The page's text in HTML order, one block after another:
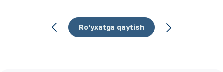
Ro‘yxatga qaytish